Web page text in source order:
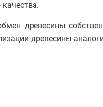
древесины
древесины